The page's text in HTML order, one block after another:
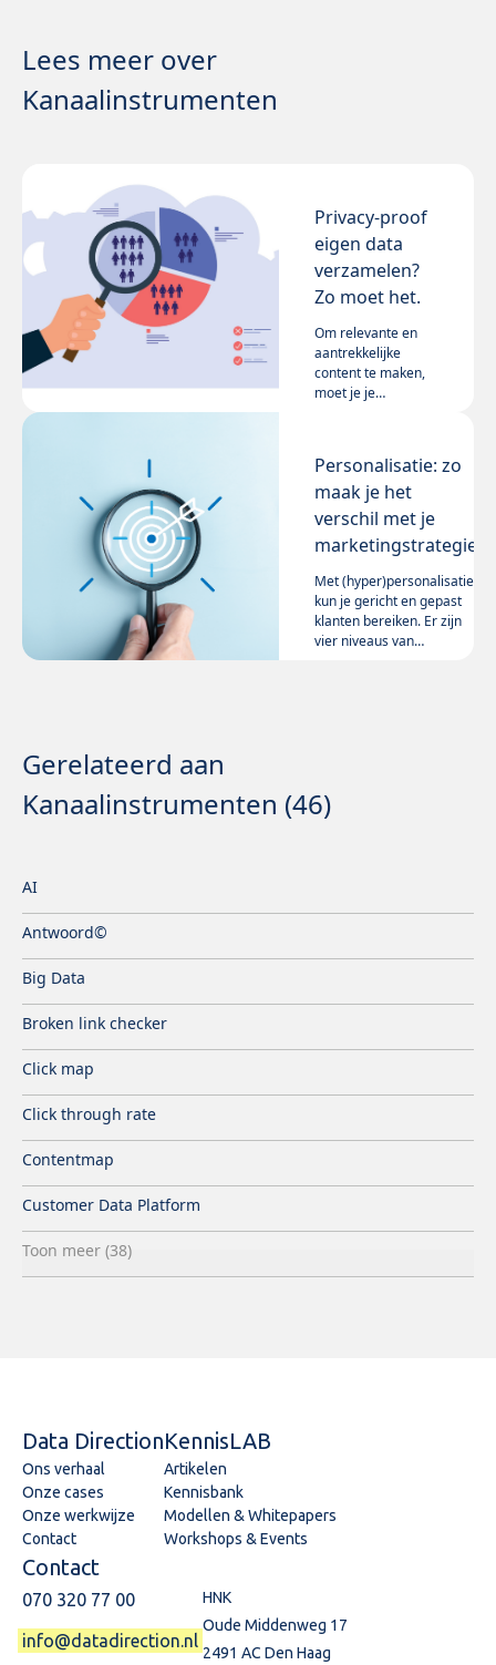
Lees meer over
Kanaalinstrumenten
Privacy-proof
eigen data
verzamelen?
Zo moet het.
Om relevante en
aantrekkelijke
content te maken,
moet je je
daarmee breng je
de kenmerken van
je doelgroepen én
hun gedrag in kaart.
Lees onze acht tips.
Personalisatie: zo
maak je het
verschil met je
marketingstrategie
Met (hyper)personalisatie
kun je gericht en gepast
klanten bereiken. Er zijn
vier niveaus van
Gerelateerd aan
Kanaalinstrumenten (46)
AI
Antwoord©
Big Data
Broken link checker
Click map
Click through rate
Contentmap
Customer Data Platform
Toon meer (38)
Data Direction
Ons verhaal
Onze cases
Onze werkwijze
Contact
KennisLAB
Artikelen
Kennisbank
Modellen & Whitepapers
Workshops & Events
Contact
HNK
Oude Middenweg 17
2491 AC Den Haag
070 320 77 00
info@datadirection.nl